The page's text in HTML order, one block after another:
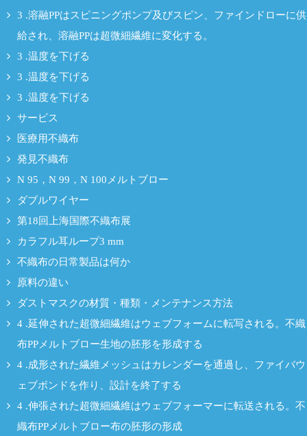
3 .溶融PPはスピニングポンプ及びスピン、ファインドローに供
給され、溶融PPは超微細繊維に変化する。
3 .温度を下げる
3 .温度を下げる
3 .温度を下げる
サービス
医療用不織布
発見不織布
N 95，N 99，N 100メルトブロー
ダブルワイヤー
第18回上海国際不織布展
カラフル耳ループ3 mm
不織布の日常製品は何か
原料の違い
ダストマスクの材質・種類・メンテナンス方法
4 .延伸された超微細繊維はウェブフォームに転写される。不織
布PPメルトブロー生地の胚形を形成する
4 .成形された繊維メッシュはカレンダーを通過し、ファイバウ
ェブボンドを作り、設計を終了する
4 .伸張された超微細繊維はウェブフォーマーに転送される。不
織布PPメルトブロー布の胚形の形成